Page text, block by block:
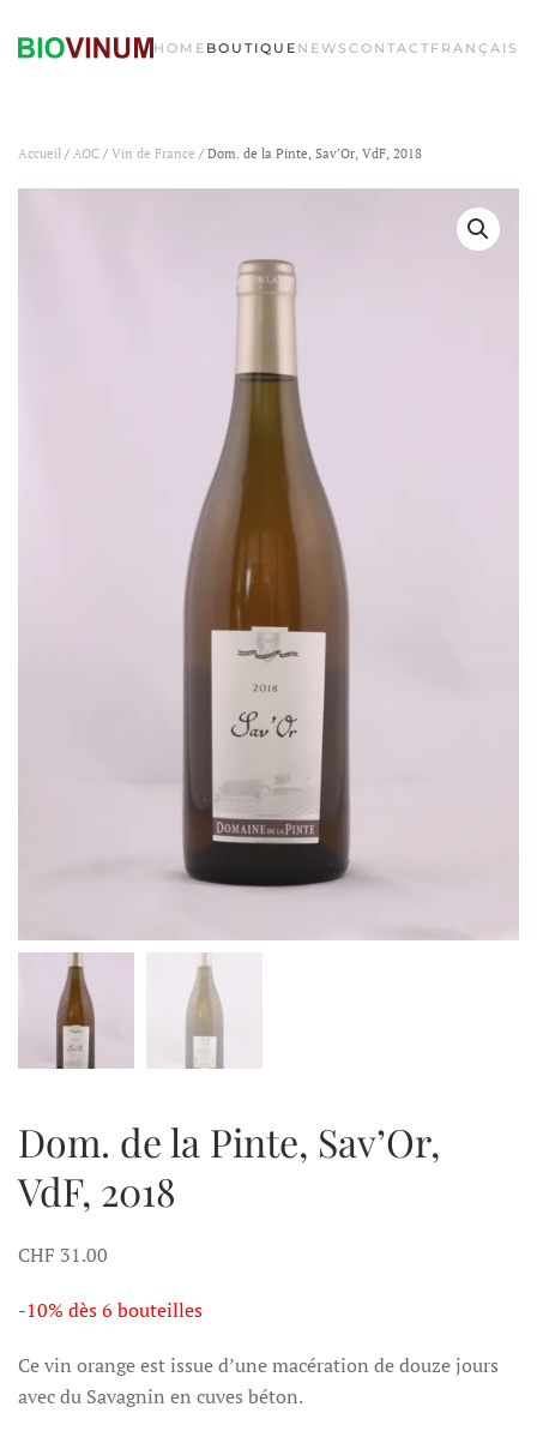
HOME BOUTIQUE NEWS CONTACT FRANÇAIS
Accueil / AOC / Vin de France / Dom. de la Pinte, Sav’Or, VdF, 2018
Dom. de la Pinte, Sav’Or,
VdF, 2018
CHF 31.00
-10% dès 6 bouteilles
Ce vin orange est issue d’une macération de douze jours
avec du Savagnin en cuves béton.